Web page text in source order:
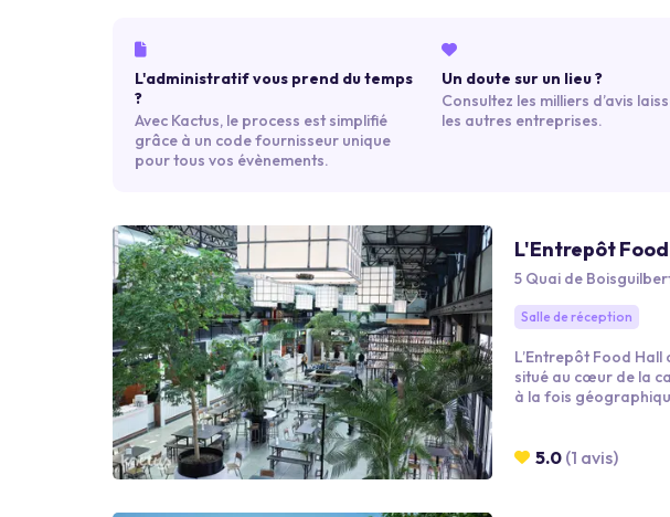
L'administratif vous prend du temps
?
Avec Kactus, le process est simplifié
grâce à un code fournisseur unique
pour tous vos évènements.
Un doute sur un lieu ?
Consultez les milliers d’avis
les autres entreprises.
L'Entrepôt
5 Quai de
Salle de réception
L’Entrepôt Food
situé au cœur de la
à la fois
autour de son Food
espaces en mezzanine.
5.0 (1 avis)